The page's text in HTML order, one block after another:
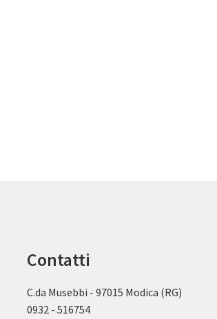
Contatti
C.da Musebbi - 97015 Modica (RG)
0932 - 516754